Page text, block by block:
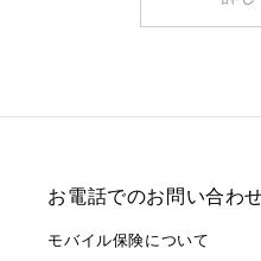
お電話でのお問い合わ
モバイル保険について